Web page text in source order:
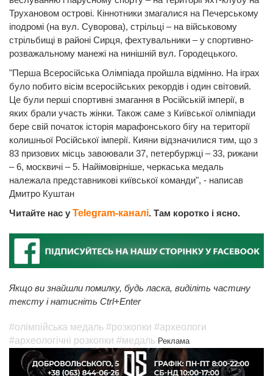
Трухановом острові. Кіннотники змагалися на Печерському
іподромі (на вул. Суворова), стрільці – на військовому
стрільбищі в районі Сирця, фехтувальники – у спортивно-
розважальному манежі на нинішній вул. Городецького.
"Перша Всеросійська Олімпіада пройшла відмінно. На іграх
було побито вісім всеросійських рекордів і один світовий.
Це були перші спортивні змагання в Російській імперії, в
яких брали участь жінки. Також саме з Київської олімпіади
бере свій початок історія марафонського бігу на території
колишньої Російської імперії. Кияни відзначилися тим, що з
83 призових місць завоювали 37, петербуржці – 33, рижани
– 6, москвичі – 5. Найімовірніше, черкаська медаль
належала представникові київської команди", - написав
Дмитро Куштан
Читайте нас у Telegram-каналі. Там коротко і ясно.
Якщо ви знайшли помилку, будь ласка, виділіть частину
тексту і натисніть Ctrl+Enter
#олімпійська медаль #розкопки #археологи
#археологічні розкопки #медаль Реклама